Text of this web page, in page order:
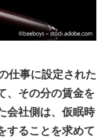
仕事に設定された
、その分の賃金を
会社側は、仮眠時
することを求めて